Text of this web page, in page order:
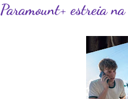
Paramount+ estreia